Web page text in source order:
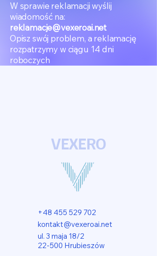
W sprawie reklamacji wyślij
wiadomość na:
reklamacje@vexeroai.net
Opisz swój problem, a reklamację
rozpatrzymy w ciągu 14 dni
roboczych
VEXERO
+48 455 529 702
kontakt@vexeroai.net
ul. 3 maja 18/2
22-500 Hrubieszów